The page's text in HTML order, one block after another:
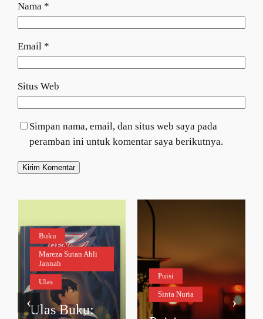
Nama *
Email *
Situs Web
Simpan nama, email, dan situs web saya pada
peramban ini untuk komentar saya berikutnya.
Buku
Mareza Sutan Ahli
Jannah
Ulas
Ulas Buku:
Puisi
Sinta Nuria
‹ ›